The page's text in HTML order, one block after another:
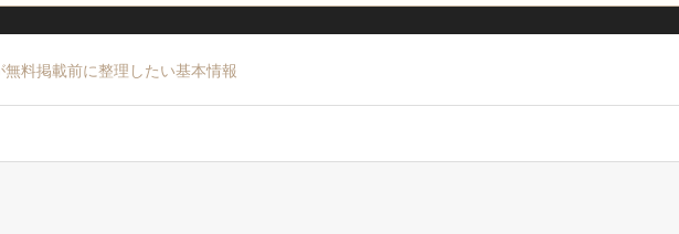
無料掲載前に整理したい基本情報